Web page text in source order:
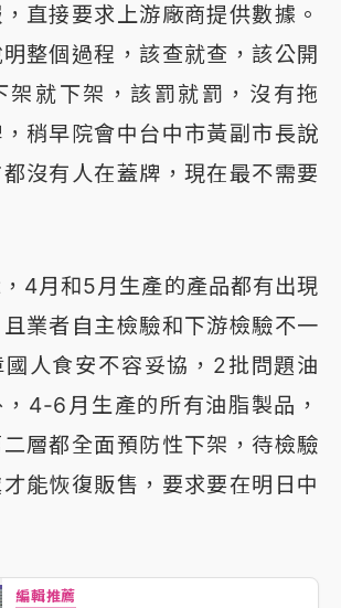
直接要求上游廠商提供數據。
整個過程，該查就查，該公開
架就下架，該罰就罰，沒有拖
稍早院會中台中市黃副市長說
沒有人在蓋牌，現在最不需要
4月和5月生產的產品都有出現
業者自主檢驗和下游檢驗不一
人食安不容妥協，2批問題油
4-6月生產的所有油脂製品，
層都全面預防性下架，待檢驗
能恢復販售，要求要在明日中
編輯推薦